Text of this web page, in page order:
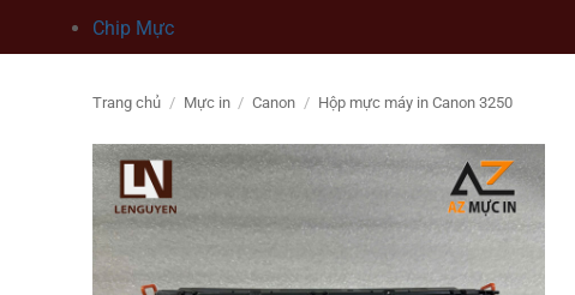
Chip Mực
Trang chủ / Mực in / Canon / Hộp mực máy in Canon 3250